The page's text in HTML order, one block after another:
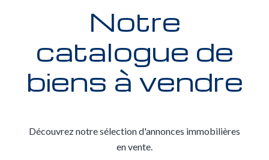
Notre
catalogue de
biens à vendre
Découvrez notre sélection d'annonces immobilières
en vente.